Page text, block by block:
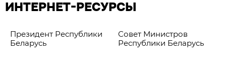
ИНТЕРНЕТ-РЕСУРСЫ
Президент Республики
Беларусь
Совет Министров
Республики Беларусь